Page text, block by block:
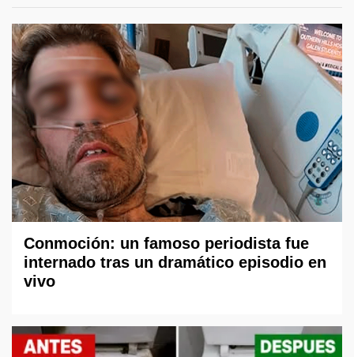
Conmoción: un famoso periodista fue
internado tras un dramático episodio en
vivo